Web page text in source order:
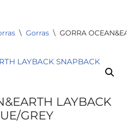
\ Gorras \ GORRA
LAYBACK
GREY